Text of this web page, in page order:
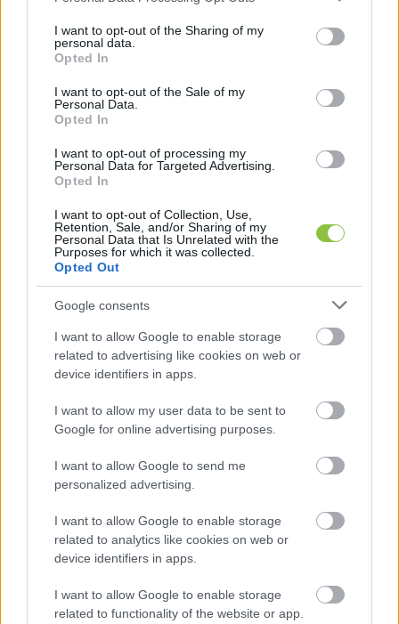
not limited to your visit or usage behaviour. You may click to
grant or deny consent to Google and its third-party tags to
use your data for below specified purposes in below Google
consent section.
I want to opt-out of the Sharing of my
personal data.
Opted In
I want to opt-out of the Sale of my
Personal Data.
Opted In
I want to opt-out of processing my
Personal Data for Targeted Advertising.
Opted In
I want to opt-out of Collection, Use,
Retention, Sale, and/or Sharing of my
Personal Data that Is Unrelated with the
Purposes for which it was collected.
Opted Out
Google consents
I want to allow Google to enable storage
related to advertising like cookies on web or
device identifiers in apps.
I want to allow my user data to be sent to
Google for online advertising purposes.
I want to allow Google to send me
personalized advertising.
I want to allow Google to enable storage
related to analytics like cookies on web or
device identifiers in apps.
I want to allow Google to enable storage
related to functionality of the website or app.
Az MNB alapítványának ki kell adnia
jegyzőkönyveket,
előterjesztéseket a Telex számára
Az MNB-botrány kulcsszereplőjének számító PADME
Alapítvány ellen indított perben korábban első fokon, majd
másodfokon is nyert a Telex, a Kúria ítélete
Lapszemle 2026. 05. 05.